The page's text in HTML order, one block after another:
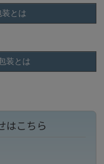
とは
装とは
はこちら